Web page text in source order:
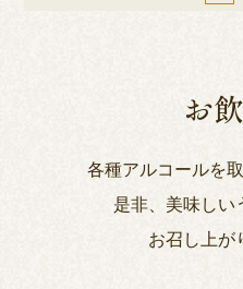
お
各種アルコールを
是非、美味しい
お召し上が